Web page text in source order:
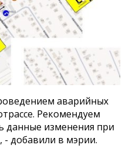
аварийных
Рекомендуем
данные изменения при
добавили в мэрии.